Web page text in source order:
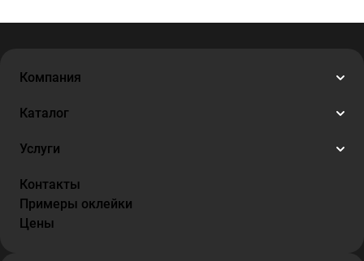
Компания
Каталог
Услуги
Контакты
Примеры оклейки
Цены